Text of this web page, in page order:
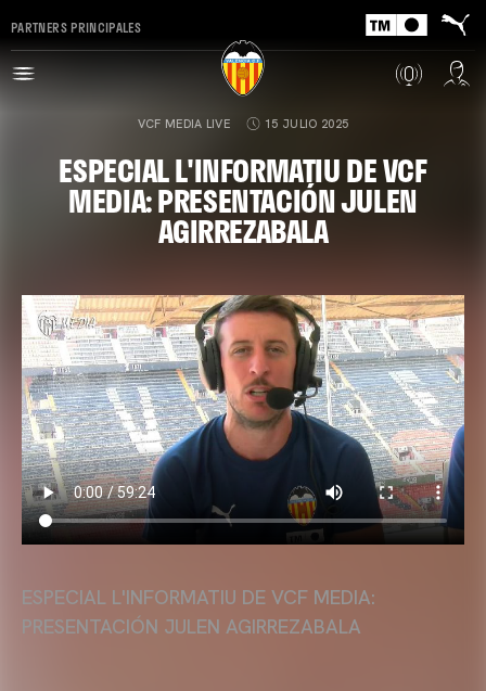
PARTNERS PRINCIPALES
VCF MEDIA LIVE 15 JULIO 2025
ESPECIAL L'INFORMATIU DE VCF
MEDIA: PRESENTACIÓN JULEN
AGIRREZABALA
ESPECIAL L'INFORMATIU DE VCF MEDIA:
PRESENTACIÓN JULEN AGIRREZABALA